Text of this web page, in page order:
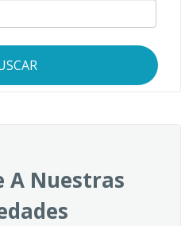
A Nuestras